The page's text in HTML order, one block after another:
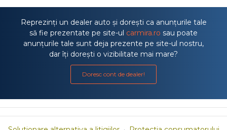
Reprezinți un dealer auto și dorești ca anunțurile tale
să fie prezentate pe site-ul carmira.ro sau poate
anunțurile tale sunt deja prezente pe site-ul nostru,
dar îți dorești o vizibilitate mai mare?
Doresc cont de dealer!